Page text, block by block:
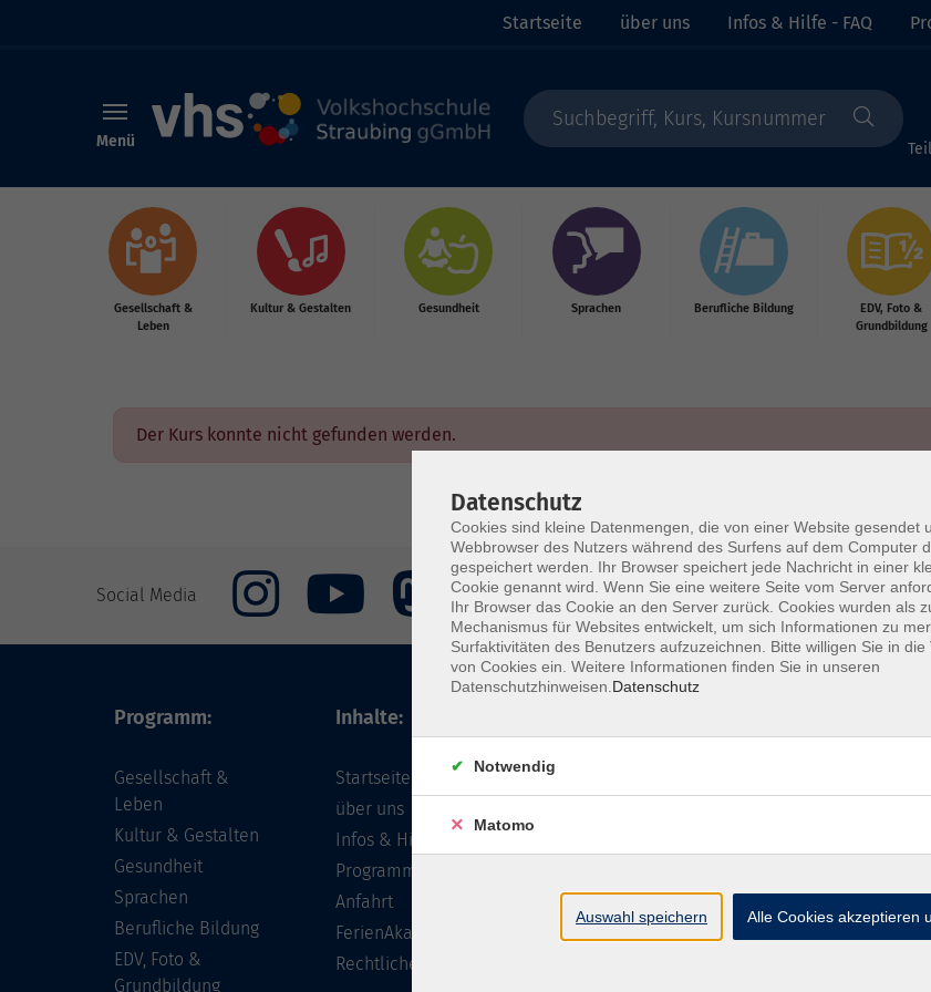
Startseite über uns Infos & Hilfe - FAQ
Menü
Gesellschaft &
Leben
Kultur & Gestalten Gesundheit Sprachen Berufliche Bildung
EDV, Foto &
Grundbildung
Der Kurs konnte nicht gefunden werden.
Social Media Impressum AGB Widerrufsbelehrung
Programm:
Gesellschaft &
Leben
Kultur & Gestalten
Gesundheit
Sprachen
Berufliche Bildung
EDV, Foto &
Grundbildung
Inhalte:
Startseite
über uns
Infos & Hilfe - FAQ
Programm
Anfahrt
FerienAkademie
Rechtliches
Tel: +49 9421 8457-0
Fax: +49 9421 8457-50
Datenschutz
Cookies sind kleine Datenmengen, die von einer Website gesendet
Webbrowser des Nutzers während des Surfens auf dem Computer
gespeichert werden. Ihr Browser speichert jede Nachricht in einer
Cookie genannt wird. Wenn Sie eine weitere Seite vom Server
Ihr Browser das Cookie an den Server zurück. Cookies wurden als
Mechanismus für Websites entwickelt, um sich Informationen zu
Surfaktivitäten des Benutzers aufzuzeichnen. Bitte willigen Sie in die
von Cookies ein. Weitere Informationen finden Sie in unseren
Datenschutzhinweisen. Datenschutz
Notwendig
Matomo
Auswahl speichern Alle Cookies akzeptieren